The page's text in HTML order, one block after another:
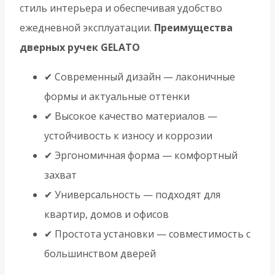
стиль интерьера и обеспечивая удобство
ежедневной эксплуатации. Преимущества
дверных ручек GELATO
✔ Современный дизайн — лаконичные
формы и актуальные оттенки
✔ Высокое качество материалов —
устойчивость к износу и коррозии
✔ Эргономичная форма — комфортный
захват
✔ Универсальность — подходят для
квартир, домов и офисов
✔ Простота установки — совместимость с
большинством дверей